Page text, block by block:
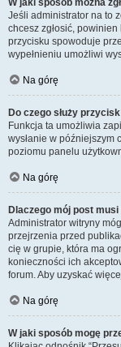
W jaki sposób można
Jeśli administrator na to
chcesz zgłosić,
przycisku spowoduje
wypełnieniu umożliwi
Na górę
Do czego służy
Funkcja ta umożliwia
wysłanie w późniejszym
poziomu panelu
Na górę
Dlaczego mój post
Administrator witryny
przejrzenia przed
cię w grupie, która ma
konieczności ich
forum. Aby uzyskać
Na górę
W jaki sposób mogę